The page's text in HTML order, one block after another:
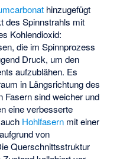
hinzugefügt
des Spinnstrahls mit
Kohlendioxid:
die im Spinnprozess
Druck, um den
aufzublähen. Es
in Längsrichtung des
Fasern sind weicher und
eine verbesserte
Hohlfasern mit einer
von
Querschnittsstruktur